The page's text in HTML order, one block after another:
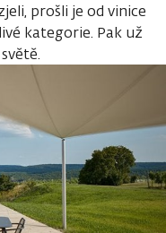
prošli je od vinice
kategorie. Pak už